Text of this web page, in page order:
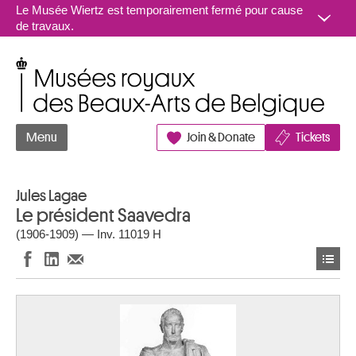
Aller au contenu
Le Musée Wiertz est temporairement fermé pour cause
de travaux.
Menu Join & Donate Tickets
Jules Lagae
Le président Saavedra
(1906-1909) — Inv. 11019 H